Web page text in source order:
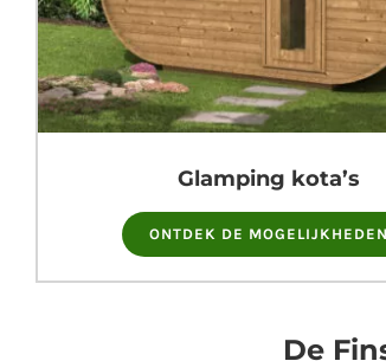
Glamping kota’s
ONTDEK DE MOGELIJKHEDEN
De